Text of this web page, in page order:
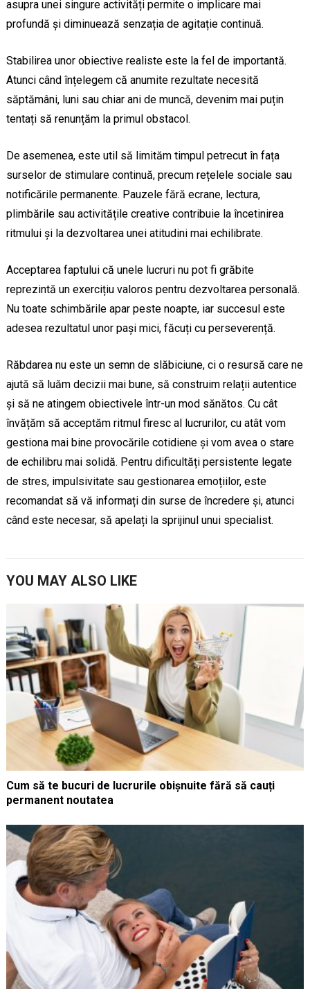
asupra unei singure activități permite o implicare mai
profundă și diminuează senzația de agitație continuă.
Stabilirea unor obiective realiste este la fel de importantă.
Atunci când înțelegem că anumite rezultate necesită
săptămâni, luni sau chiar ani de muncă, devenim mai puțin
tentați să renunțăm la primul obstacol.
De asemenea, este util să limităm timpul petrecut în fața
surselor de stimulare continuă, precum rețelele sociale sau
notificările permanente. Pauzele fără ecrane, lectura,
plimbările sau activitățile creative contribuie la încetinirea
ritmului și la dezvoltarea unei atitudini mai echilibrate.
Acceptarea faptului că unele lucruri nu pot fi grăbite
reprezintă un exercițiu valoros pentru dezvoltarea personală.
Nu toate schimbările apar peste noapte, iar succesul este
adesea rezultatul unor pași mici, făcuți cu perseverență.
Răbdarea nu este un semn de slăbiciune, ci o resursă care ne
ajută să luăm decizii mai bune, să construim relații autentice
și să ne atingem obiectivele într-un mod sănătos. Cu cât
învățăm să acceptăm ritmul firesc al lucrurilor, cu atât vom
gestiona mai bine provocările cotidiene și vom avea o stare
de echilibru mai solidă. Pentru dificultăți persistente legate
de stres, impulsivitate sau gestionarea emoțiilor, este
recomandat să vă informați din surse de încredere și, atunci
când este necesar, să apelați la sprijinul unui specialist.
YOU MAY ALSO LIKE
Cum să te bucuri de lucrurile obișnuite fără să cauți
permanent noutatea